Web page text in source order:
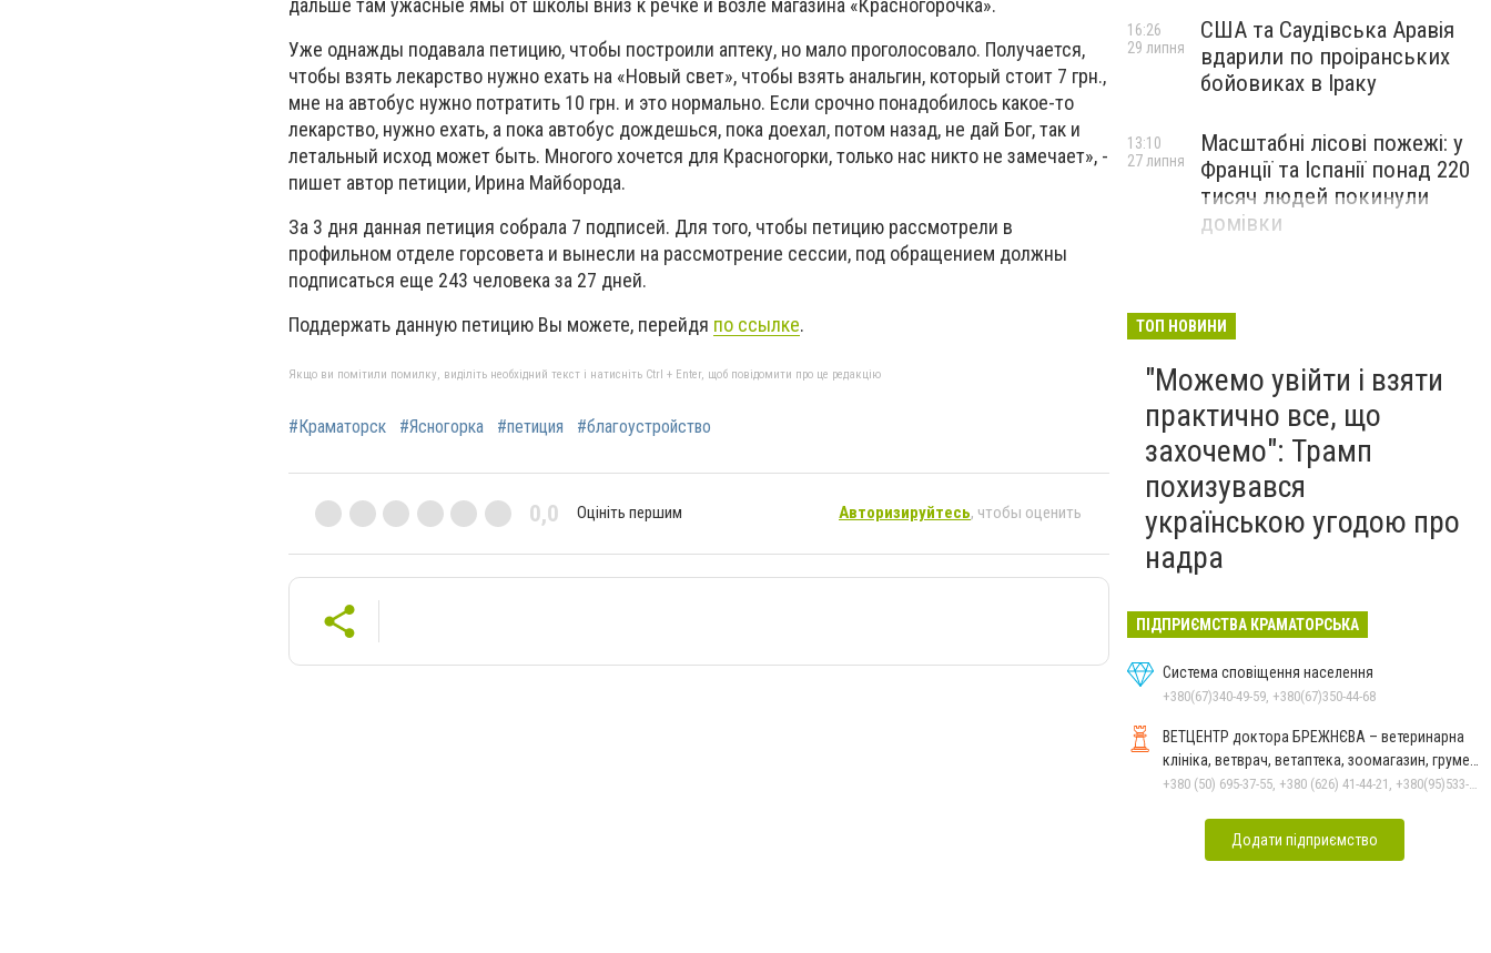
дальше там ужасные ямы от школы вниз к речке и возле магазина «Красногорочка».
Уже однажды подавала петицию, чтобы построили аптеку, но мало проголосовало. Получается,
чтобы взять лекарство нужно ехать на «Новый свет», чтобы взять анальгин, который стоит 7 грн.,
мне на автобус нужно потратить 10 грн. и это нормально. Если срочно понадобилось какое-то
лекарство, нужно ехать, а пока автобус дождешься, пока доехал, потом назад, не дай Бог, так и
летальный исход может быть. Многого хочется для Красногорки, только нас никто не замечает», -
пишет автор петиции, Ирина Майборода.
За 3 дня данная петиция собрала 7 подписей. Для того, чтобы петицию рассмотрели в
профильном отделе горсовета и вынесли на рассмотрение сессии, под обращением должны
подписаться еще 243 человека за 27 дней.
Поддержать данную петицию Вы можете, перейдя по ссылке.
Якщо ви помітили помилку, виділіть необхідний текст і натисніть Ctrl + Enter, щоб повідомити про це редакцію
#Краматорск #Ясногорка #петиция #благоустройство
0,0 Оцініть першим Авторизируйтесь, чтобы оценить
США та Саудівська Аравія
вдарили по проіранських
бойовиках в Іраку
16:26
29 липня
Масштабні лісові пожежі: у
Франції та Іспанії понад 220
тисяч людей покинули
домівки
13:10
27 липня
ТОП НОВИНИ
"Можемо увійти і взяти
практично все, що
захочемо": Трамп
похизувався
українською угодою про
надра
ПІДПРИЄМСТВА КРАМАТОРСЬКА
Система сповіщення населення
+380(67)340-49-59, +380(67)350-44-68
ВЕТЦЕНТР доктора БРЕЖНЄВА – ветеринарна
клініка, ветврач, ветаптека, зоомагазин, грумер,
стрижки.
+380 (50) 695-37-55, +380 (626) 41-44-21, +380(95)533-90-03
Додати підприємство